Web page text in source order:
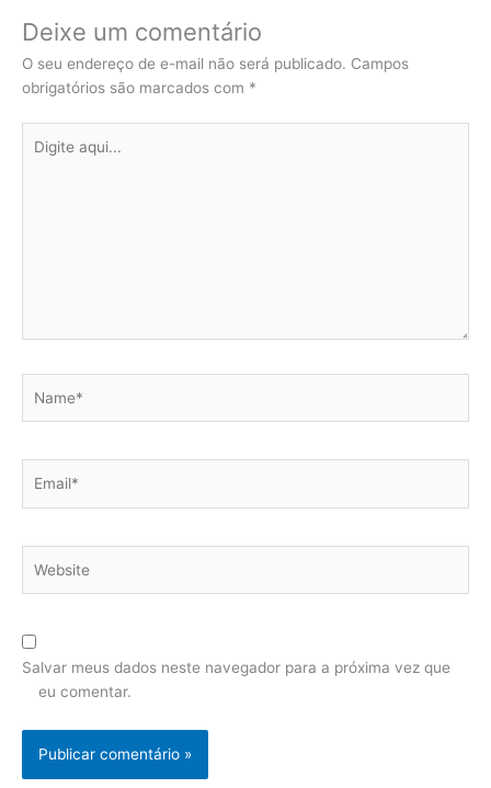
Deixe um comentário
O seu endereço de e-mail não será publicado. Campos
obrigatórios são marcados com *
aqui...
Salvar meus dados neste navegador para a próxima vez que
eu comentar.